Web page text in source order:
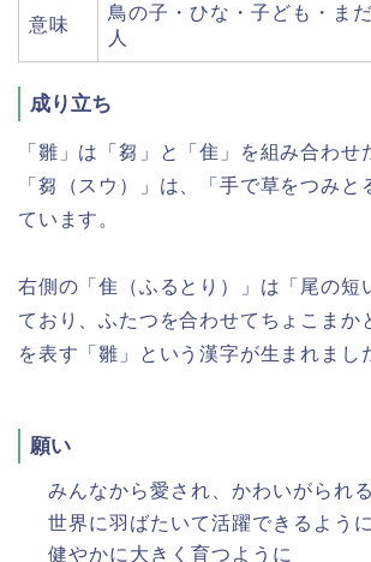
意味
鳥の子・ひな・子ども・ま
人
成り立ち
「雛」は「芻」と「隹」を組み合わせ
「芻（スウ）」は、「手で草をつみと
ています。
右側の「隹（ふるとり）」は「尾の短
ており、ふたつを合わせてちょこまか
を表す「雛」という漢字が生まれまし
願い
みんなから愛され、かわいがられ
世界に羽ばたいて活躍できるように
健やかに大きく育つように